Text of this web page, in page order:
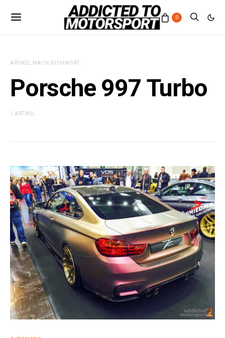
0
ARTIKEL NACH SUCHWORT
Porsche 997 Turbo
1 ARTIKEL